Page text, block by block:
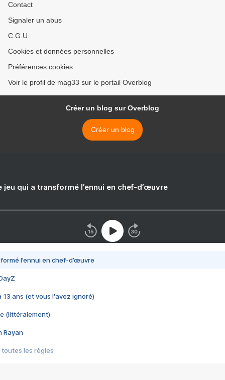
Contact
Signaler un abus
C.G.U.
Cookies et données personnelles
Préférences cookies
Voir le profil de mag33 sur le portail Overblog
Créer un blog sur Overblog
Créer un blog
jeu qui a transformé l’ennui en chef-d’œuvre
l’ennui en chef-d’œuvre
13 ans (et vous l'avez ignoré)
(littéralement)
Rayan
toutes les règles